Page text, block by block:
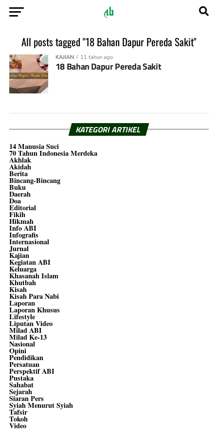
All posts tagged "18 Bahan Dapur Pereda Sakit"
KAJIAN 11 tahun ago
18 Bahan Dapur Pereda Sakit
KATEGORI ARTIKEL
14 Manusia Suci
70 Tahun Indonesia Merdeka
Akhlak
Akidah
Berita
Bincang-Bincang
Buku
Daerah
Doa
Editorial
Fikih
Hikmah
Info ABI
Infografis
Internasional
Jurnal
Kajian
Kegiatan ABI
Keluarga
Khasanah Islam
Khutbah
Kisah
Kisah Para Nabi
Laporan
Laporan Khusus
Lifestyle
Liputan Video
Milad ABI
Milad Ke-13
Nasional
Opini
Pendidikan
Persatuan
Perspektif ABI
Pustaka
Sahabat
Sejarah
Siaran Pers
Syiah Menurut Syiah
Tafsir
Tokoh
Video